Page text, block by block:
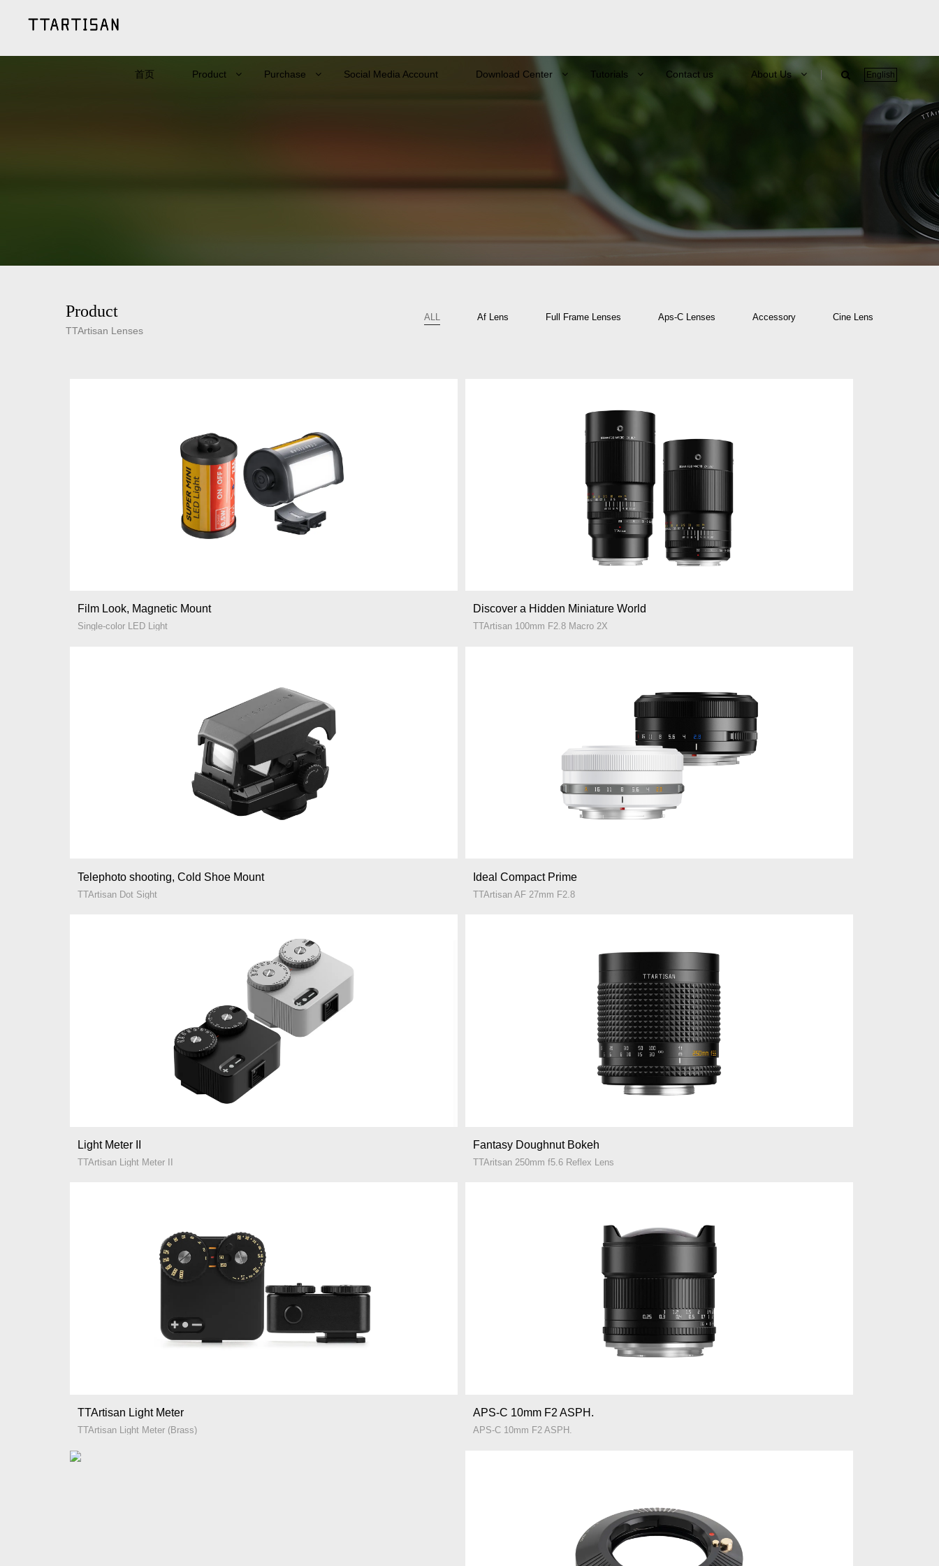
首页 Product Purchase Social Media Account Download Center Tutorials Contact us About Us English
Product
TTArtisan Lenses
ALL Af Lens Full Frame Lenses Aps-C Lenses Accessory Cine Lens
Film Look, Magnetic Mount
Single-color LED Light
Discover a Hidden Miniature World
TTArtisan 100mm F2.8 Macro 2X
Telephoto shooting, Cold Shoe Mount
TTArtisan Dot Sight
Ideal Compact Prime
TTArtisan AF 27mm F2.8
Light Meter II
TTArtisan Light Meter II
Fantasy Doughnut Bokeh
TTAritsan 250mm f5.6 Reflex Lens
TTArtisan Light Meter
TTArtisan Light Meter (Brass)
APS-C 10mm F2 ASPH.
APS-C 10mm F2 ASPH.